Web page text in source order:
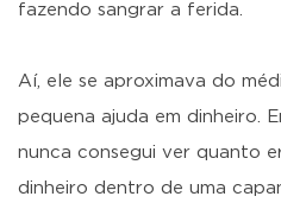
fazendo sangrar a ferida.
Aí, ele se aproximava do
pequena ajuda em dinheiro.
nunca consegui ver quanto
dinheiro dentro de uma